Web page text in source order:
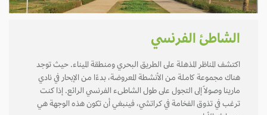
الشاطئ الفرنسي
اكتشف المناظر المذهلة على الطريق البحري ومنطقة الميناء. حيث توجد
هناك مجموعة كاملة من الأنشطة المعروضة، بدءًا من الإبحار في نادي
مارينا وصولاً إلى التجول على طول الشاطىء الفرنسي الرائع. إذا كنت
ترغب في تذوق الفخامة في كراتشي، فينبغي أن تكون هذه الوجهة هي